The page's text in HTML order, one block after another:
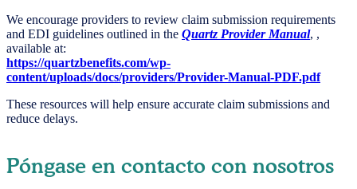
We encourage providers to review claim submission requirements
and EDI guidelines outlined in the Quartz Provider Manual, ,
available at:
https://quartzbenefits.com/wp-
content/uploads/docs/providers/Provider-Manual-PDF.pdf
These resources will help ensure accurate claim submissions and
reduce delays.
Póngase en contacto con nosotros